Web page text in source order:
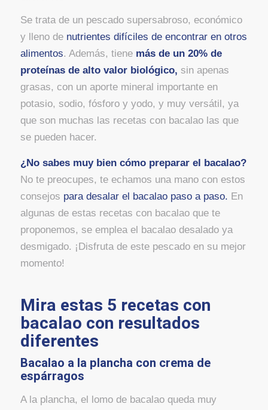
Se trata de un pescado supersabroso, económico
y lleno de nutrientes difíciles de encontrar en otros
alimentos. Además, tiene más de un 20% de
proteínas de alto valor biológico, sin apenas
grasas, con un aporte mineral importante en
potasio, sodio, fósforo y yodo, y muy versátil, ya
que son muchas las recetas con bacalao las que
se pueden hacer.
¿No sabes muy bien cómo preparar el bacalao?
No te preocupes, te echamos una mano con estos
consejos para desalar el bacalao paso a paso. En
algunas de estas recetas con bacalao que te
proponemos, se emplea el bacalao desalado ya
desmigado. ¡Disfruta de este pescado en su mejor
momento!
Mira estas 5 recetas con
bacalao con resultados
diferentes
Bacalao a la plancha con crema de
espárragos
A la plancha, el lomo de bacalao queda muy